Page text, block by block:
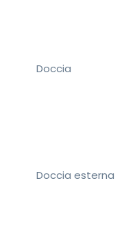
Doccia
Doccia esterna